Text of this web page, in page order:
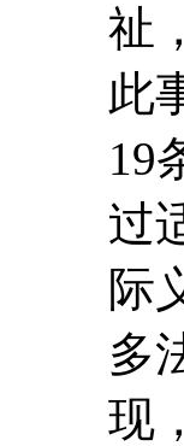
祉
此
19
过
际
多
现